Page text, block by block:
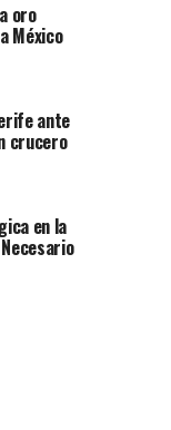
oro
México
ante
crucero
en la